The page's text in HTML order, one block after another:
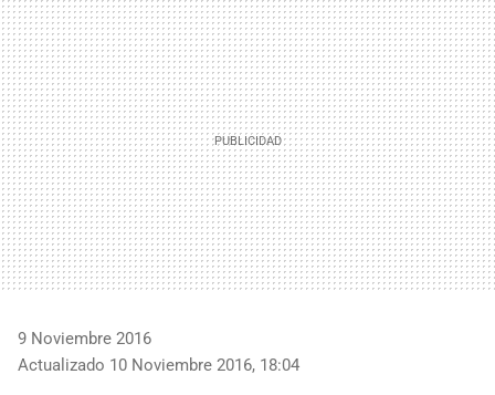
MAIL
9 Noviembre 2016
Actualizado 10 Noviembre 2016, 18:04